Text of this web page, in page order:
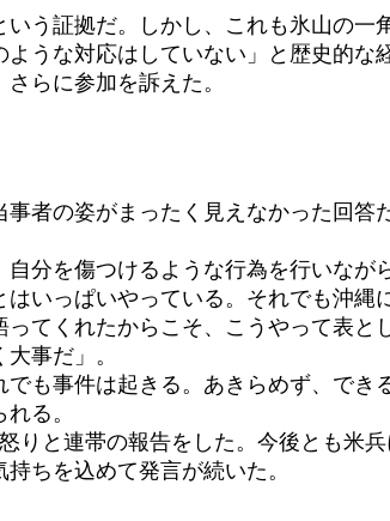
証拠だ。しかし、これも氷山の一
うな対応はしていない」と歴史的な
らに参加を訴えた。
の姿がまったく見えなかった回答
を傷つけるような行為を行いなが
っぱいやっている。それでも沖縄
てくれたからこそ、こうやって表と
事だ」。
事件は起きる。あきらめず、でき
る。
と連帯の報告をした。今後とも米
ちを込めて発言が続いた。